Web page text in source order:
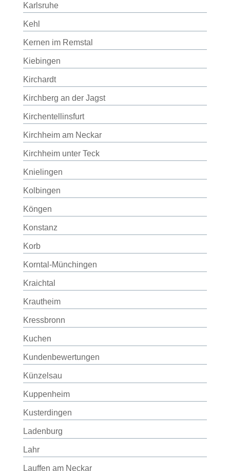
Karlsruhe
Kehl
Kernen im Remstal
Kiebingen
Kirchardt
Kirchberg an der Jagst
Kirchentellinsfurt
Kirchheim am Neckar
Kirchheim unter Teck
Knielingen
Kolbingen
Köngen
Konstanz
Korb
Korntal-Münchingen
Kraichtal
Krautheim
Kressbronn
Kuchen
Kundenbewertungen
Künzelsau
Kuppenheim
Kusterdingen
Ladenburg
Lahr
Lauffen am Neckar